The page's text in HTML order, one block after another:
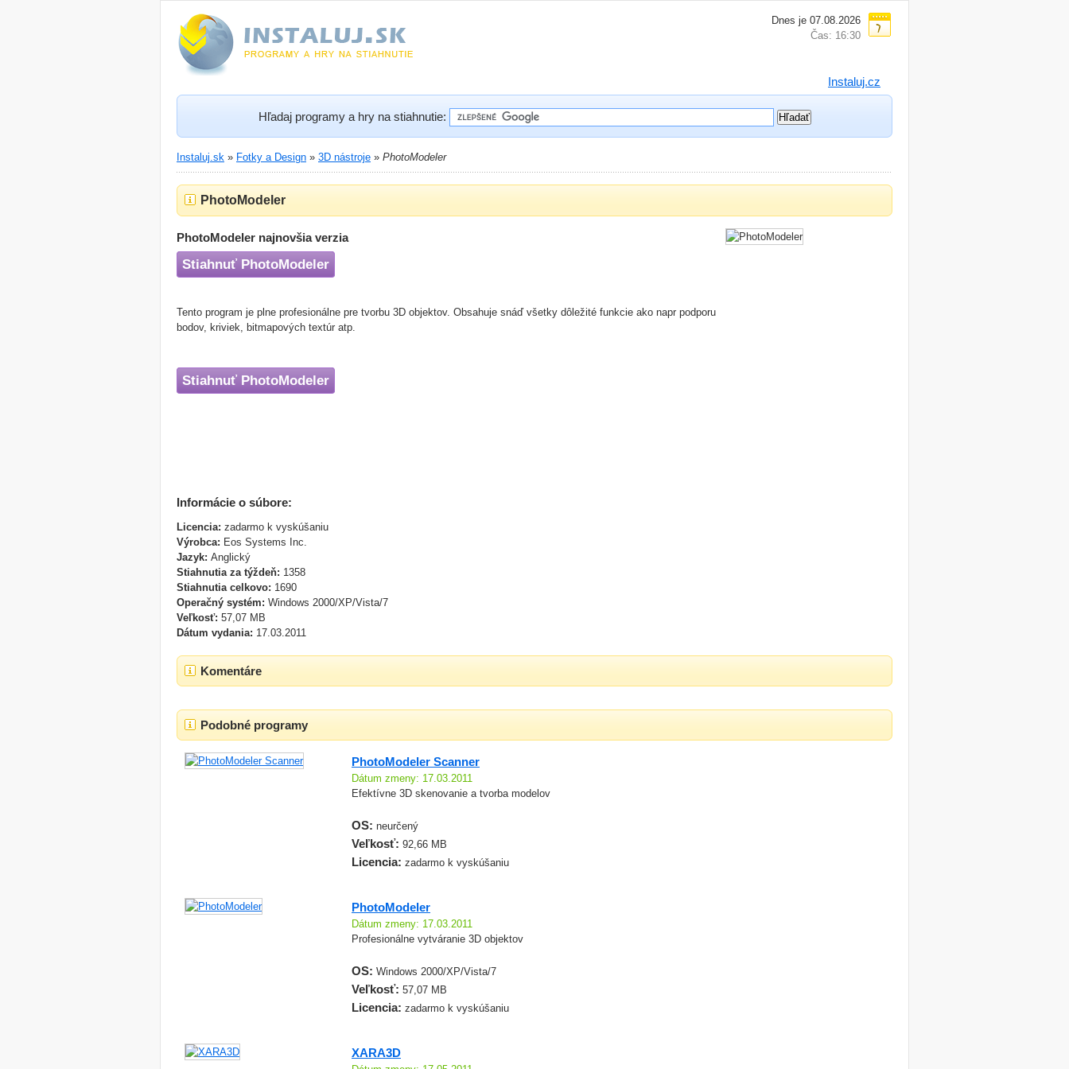
Dnes je 07.08.2026
Čas: 16:30
Instaluj.cz
Hľadaj programy a hry na stiahnutie:
Instaluj.sk » Fotky a Design » 3D nástroje » PhotoModeler
PhotoModeler
PhotoModeler najnovšia verzia
Stiahnuť PhotoModeler
Tento program je plne profesionálne pre tvorbu 3D objektov. Obsahuje snáď všetky dôležité funkcie ako napr podporu
bodov, kriviek, bitmapových textúr atp.
Stiahnuť PhotoModeler
Informácie o súbore:
Licencia: zadarmo k vyskúšaniu
Výrobca: Eos Systems Inc.
Jazyk: Anglický
Stiahnutia za týždeň: 1358
Stiahnutia celkovo: 1690
Operačný systém: Windows 2000/XP/Vista/7
Veľkosť: 57,07 MB
Dátum vydania: 17.03.2011
Komentáre
Podobné programy
PhotoModeler Scanner
Dátum zmeny: 17.03.2011
Efektívne 3D skenovanie a tvorba modelov
OS: neurčený
Veľkosť: 92,66 MB
Licencia: zadarmo k vyskúšaniu
PhotoModeler
Dátum zmeny: 17.03.2011
Profesionálne vytváranie 3D objektov
OS: Windows 2000/XP/Vista/7
Veľkosť: 57,07 MB
Licencia: zadarmo k vyskúšaniu
XARA3D